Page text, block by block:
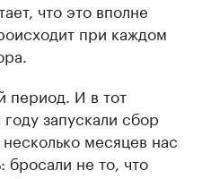
что это вполне
при каждом
период. И в тот
запускали сбор
месяцев нас
бросали не то, что